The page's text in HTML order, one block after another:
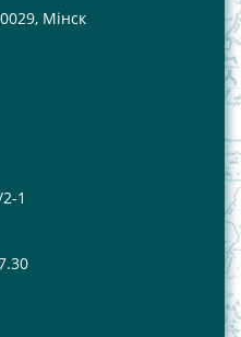
Мінск
1